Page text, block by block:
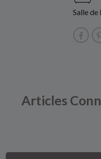
Salle
Articles